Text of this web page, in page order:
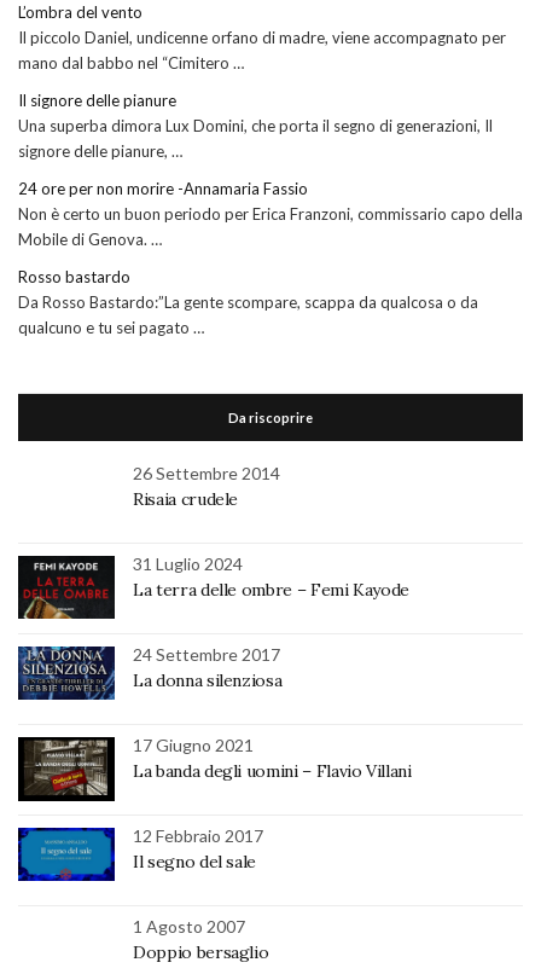
L’ombra del vento
Il piccolo Daniel, undicenne orfano di madre, viene accompagnato per
mano dal babbo nel “Cimitero …
Il signore delle pianure
Una superba dimora Lux Domini, che porta il segno di generazioni, Il
signore delle pianure, …
24 ore per non morire -Annamaria Fassio
Non è certo un buon periodo per Erica Franzoni, commissario capo della
Mobile di Genova. …
Rosso bastardo
Da Rosso Bastardo:”La gente scompare, scappa da qualcosa o da
qualcuno e tu sei pagato …
Da riscoprire
26 Settembre 2014
Risaia crudele
31 Luglio 2024
La terra delle ombre – Femi Kayode
24 Settembre 2017
La donna silenziosa
17 Giugno 2021
La banda degli uomini – Flavio Villani
12 Febbraio 2017
Il segno del sale
1 Agosto 2007
Doppio bersaglio